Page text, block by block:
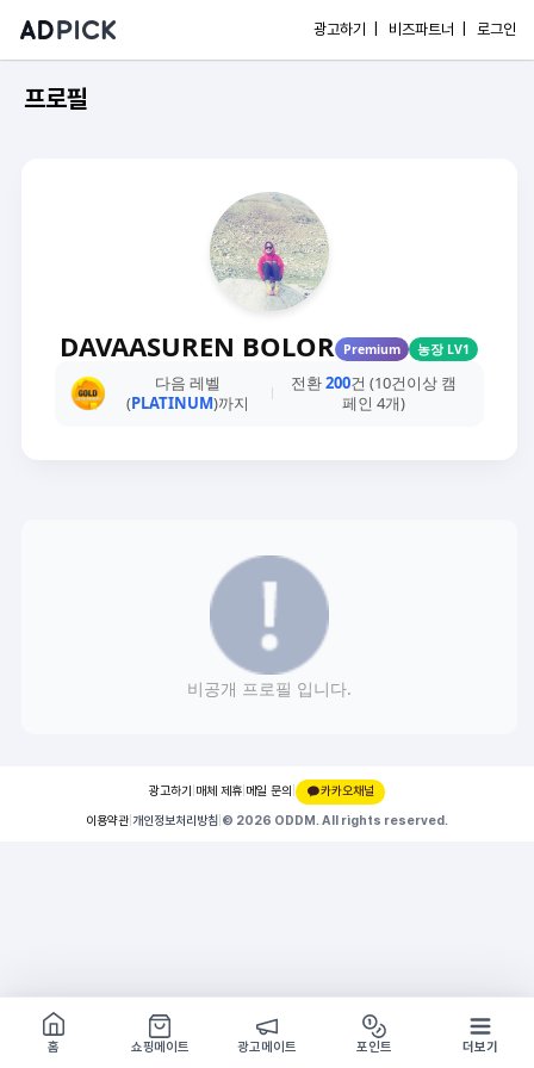
광고하기 | 비즈파트너 | 로그인
프로필
DAVAASUREN BOLOR Premium 농장 LV1
다음 레벨
(PLATINUM)까지
전환200건 (10건이상 캠
페인 4개)
비공개 프로필 입니다.
광고하기 매체 제휴 메일 문의 |
카카오채널
이용약관 개인정보처리방침 © 2026 ODDM. All rights reserved.
쇼핑몰 구경하기
방문시 1G
홈
쇼핑메이트 광고메이트 포인트 더보기